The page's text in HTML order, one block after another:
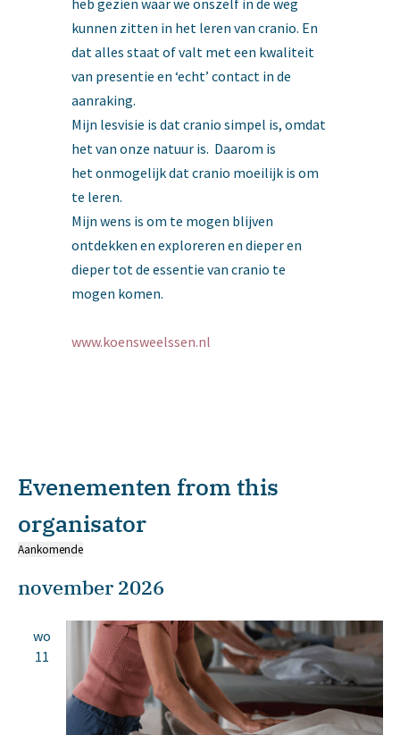
heb gezien waar we onszelf in de weg
kunnen zitten in het leren van cranio. En
dat alles staat of valt met een kwaliteit
van presentie en ‘echt’ contact in de
aanraking.
Mijn lesvisie is dat cranio simpel is, omdat
het van onze natuur is. Daarom is
het onmogelijk dat cranio moeilijk is om
te leren.
Mijn wens is om te mogen blijven
ontdekken en exploreren en dieper en
dieper tot de essentie van cranio te
mogen komen.
www.koensweelssen.nl
Evenementen from this
organisator
Aankomende
een
november 2026
wo
11